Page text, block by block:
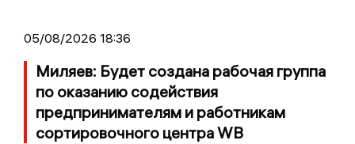
05/08/2026 18:36
Миляев: Будет создана рабочая группа
по оказанию содействия
предпринимателям и работникам
сортировочного центра WB